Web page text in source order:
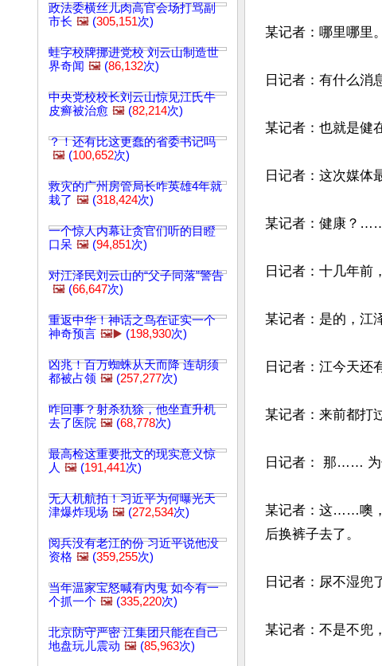
政法委横丝儿肉高官会场打骂副
市长 🖼️ (305,151次)
蛙字校牌挪进党校 刘云山制造世
界奇闻 🖼️ (86,132次)
中央党校校长刘云山惊见江氏牛
皮癣被治愈 🖼️ (82,214次)
？！还有比这更蠢的省委书记吗
🖼️ (100,652次)
救灾的广州房管局长咋英雄4年就
栽了 🖼️ (318,424次)
一个惊人内幕让贪官们听的目瞪
口呆 🖼️ (94,851次)
对江泽民刘云山的“父子同落”警告
🖼️ (66,647次)
重返中华！神话之鸟在证实一个
神奇预言 🖼️▶️ (198,930次)
凶兆！百万蜘蛛从天而降 连胡须
都被占领 🖼️ (257,277次)
咋回事？射杀犰狳，他坐直升机
去了医院 🖼️ (68,778次)
最高检这重要批文的现实意义惊
人 🖼️ (191,441次)
无人机航拍！习近平为何曝光天
津爆炸现场 🖼️ (272,534次)
阅兵没有老江的份 习近平说他没
资格 🖼️ (359,255次)
当年温家宝怒喊有内鬼 如今有一
个抓一个 🖼️ (335,220次)
北京防守严密 江集团只能在自己
地盘玩儿震动 🖼️ (85,963次)
某记者：哪里哪里。
日记者：有什么消
某记者：也就是健
日记者：这次媒体
某记者：健康？……
日记者：十几年前
某记者：是的，江
日记者：江今天还
某记者：来前都打
日记者： 那…… 为
某记者：这……噢
后换裤子去了。
日记者：尿不湿兜
某记者：不是不兜